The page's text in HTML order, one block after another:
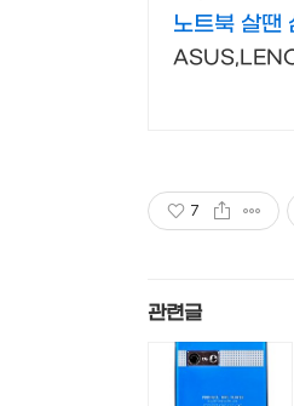
노트북 살땐
7
관련글